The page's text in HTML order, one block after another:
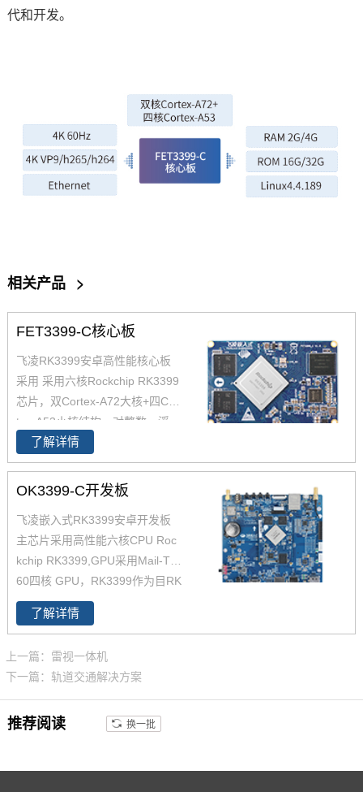
代和开发。
相关产品 >
FET3399-C核心板
飞凌RK3399安卓高性能核心板
采用 采用六核Rockchip RK3399
芯片，双Cortex-A72大核+四Cor
tex-A53小核结构，对整数、浮
点、内存等作了大幅优化，在整
体性能、功耗及核心面积三个方
面提升。以下将对瑞芯微芯片RK
其性能做具体介绍。如您对飞凌
RK3399系列核心板有兴趣，欢
迎咨询了解。
了解详情
OK3399-C开发板
飞凌嵌入式RK3399安卓开发板
主芯片采用高性能六核CPU Roc
kchip RK3399,GPU采用Mail-T8
60四核 GPU，RK3399作为目RK
产品线中低功耗、高性能的代
表，可满足人脸识别设备、机器
用。飞凌RK3399开发板在整体
性能、功耗及核心面积做了大幅
度优化，更加满足工业设计需
求。飞凌RK3399开发板为进一
了解详情
上一篇：雷视一体机
下一篇：轨道交通解决方案
推荐阅读 换一批